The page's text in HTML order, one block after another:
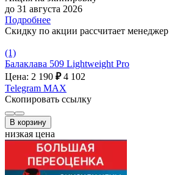
до 31 августа 2026
Подробнее
Скидку по акции рассчитает менеджер
(1)
Балаклава 509 Lightweight Pro
Цена: 2 190 ₽ 4 102
Telegram MAX
Скопировать ссылку
В корзину
низкая цена